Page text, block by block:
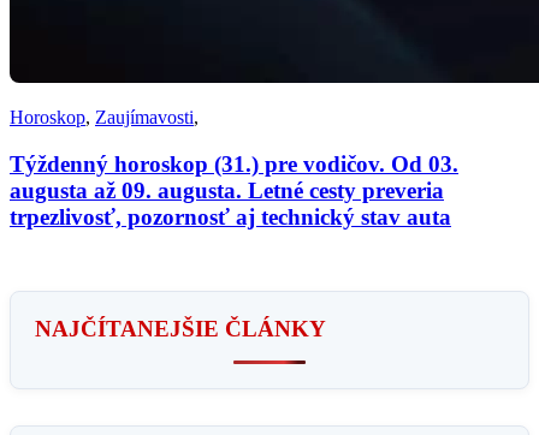
Horoskop, Zaujímavosti,
Týždenný horoskop (31.) pre vodičov. Od 03.
augusta až 09. augusta. Letné cesty preveria
trpezlivosť, pozornosť aj technický stav auta
NAJČÍTANEJŠIE ČLÁNKY